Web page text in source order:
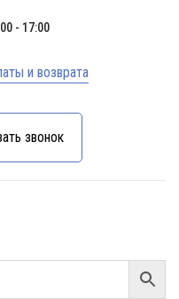
- 17:00
и возврата
звонок